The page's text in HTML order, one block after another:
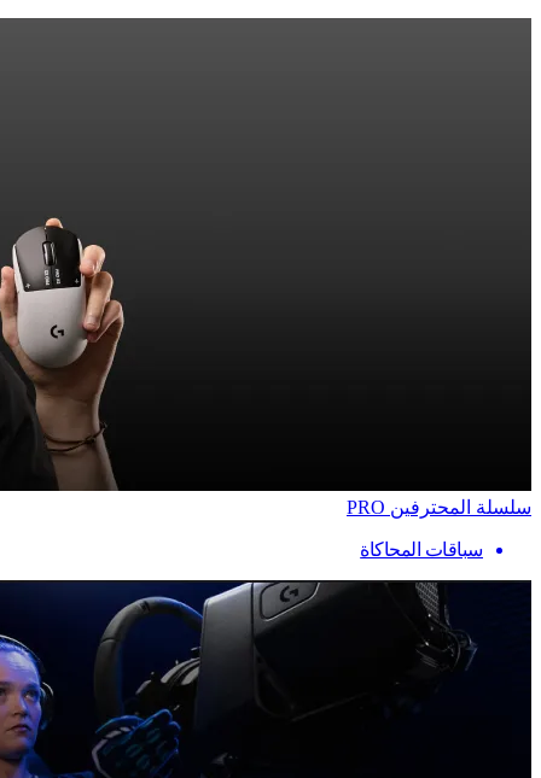
سلسلة المحترفين PRO
سباقات المحاكاة